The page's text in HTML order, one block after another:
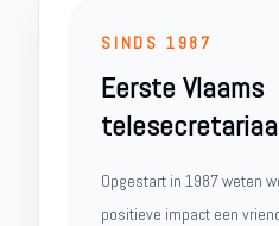
SINDS 1987
Eerste Vlaams
Opgestart in 1987 weten
positieve impact een